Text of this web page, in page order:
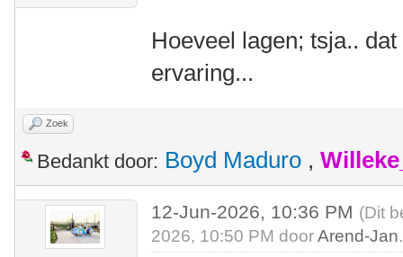
Hoeveel lagen; tsja..
ervaring...
Zoek
Bedankt door: Boyd Maduro ,
12-Jun-2026, 10:36 PM (Dit
2026, 10:50 PM doorArend-Jan